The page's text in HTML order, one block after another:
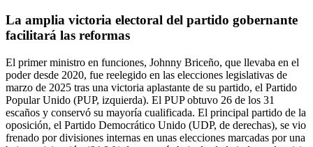
La amplia victoria electoral del partido gobernante
facilitará las reformas
El primer ministro en funciones, Johnny Briceño, que llevaba en el
poder desde 2020, fue reelegido en las elecciones legislativas de
marzo de 2025 tras una victoria aplastante de su partido, el Partido
Popular Unido (PUP, izquierda). El PUP obtuvo 26 de los 31
escaños y conservó su mayoría cualificada. El principal partido de la
oposición, el Partido Democrático Unido (UDP, de derechas), se vio
frenado por divisiones internas en unas elecciones marcadas por una